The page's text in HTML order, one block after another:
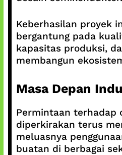
Keberhasilan proyek
bergantung pada
kapasitas produksi,
membangun
Masa Depan
Permintaan terhadap
diperkirakan terus
meluasnya
buatan di berbagai